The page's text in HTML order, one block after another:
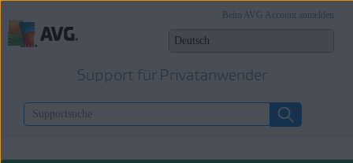
Support für Privatanwender
Beim AVG Account anmelden